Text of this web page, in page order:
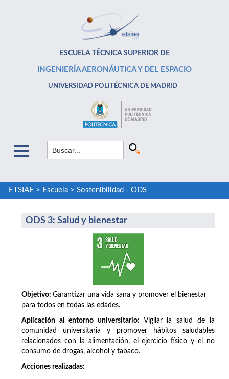
ESCUELA TÉCNICA SUPERIOR DE
INGENIERÍA AERONÁUTICA Y DEL ESPACIO
UNIVERSIDAD POLITÉCNICA DE MADRID
ETSIAE > Escuela> Sostenibilidad - ODS
ODS 3: Salud y bienestar
Objetivo: Garantizar una vida sana y promover el bienestar
para todos en todas las edades.
Aplicación al entorno universitario: Vigilar la salud de la
comunidad universitaria y promover hábitos saludables
relacionados con la alimentación, el ejercicio físico y el no
consumo de drogas, alcohol y tabaco.
Acciones realizadas: